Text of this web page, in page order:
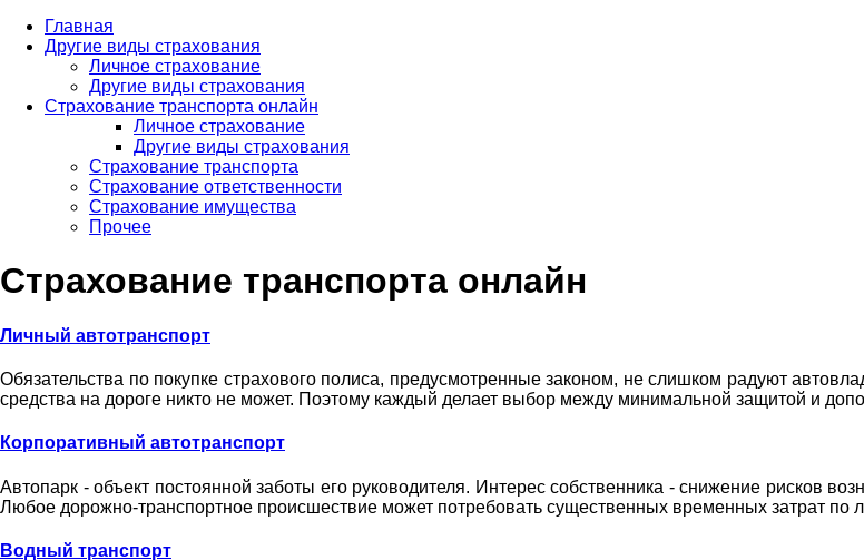
Главная
Другие виды страхования
Личное страхование
Другие виды страхования
Страхование транспорта онлайн
Личное страхование
Другие виды страхования
Страхование транспорта
Страхование ответственности
Страхование имущества
Прочее
Страхование транспорта онлайн
Личный автотранспорт
Обязательства по покупке страхового полиса, предусмотренные законом, не слишком радуют
средства на дороге никто не может. Поэтому каждый делает выбор между минимальной защитой и
Корпоративный автотранспорт
Автопарк - объект постоянной заботы его руководителя. Интерес собственника - снижение рисков
Любое дорожно-транспортное происшествие может потребовать существенных временных затрат по
Водный транспорт